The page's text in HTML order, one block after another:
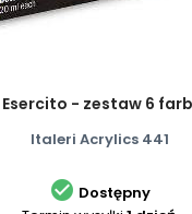
Esercito - zestaw 6
Italeri Acrylics 441
 Dostępny